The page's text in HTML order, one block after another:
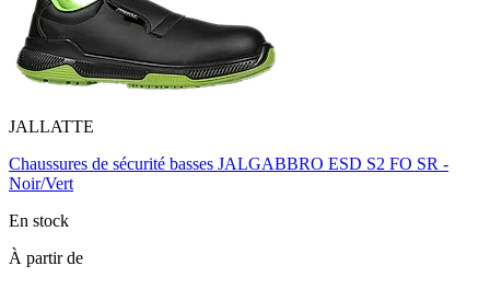
JALLATTE
Chaussures de sécurité basses JALGABBRO ESD S2 FO SR -
Noir/Vert
En stock
À partir de